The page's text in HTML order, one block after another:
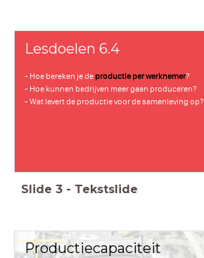
Lesdoelen 6.4
- Hoe bereken je de productie per werknemer?
- Hoe kunnen bedrijven meer gaan produceren?
- Wat levert de productie voor de samenleving op?
Slide 3 - Tekstslide
Productiecapaciteit